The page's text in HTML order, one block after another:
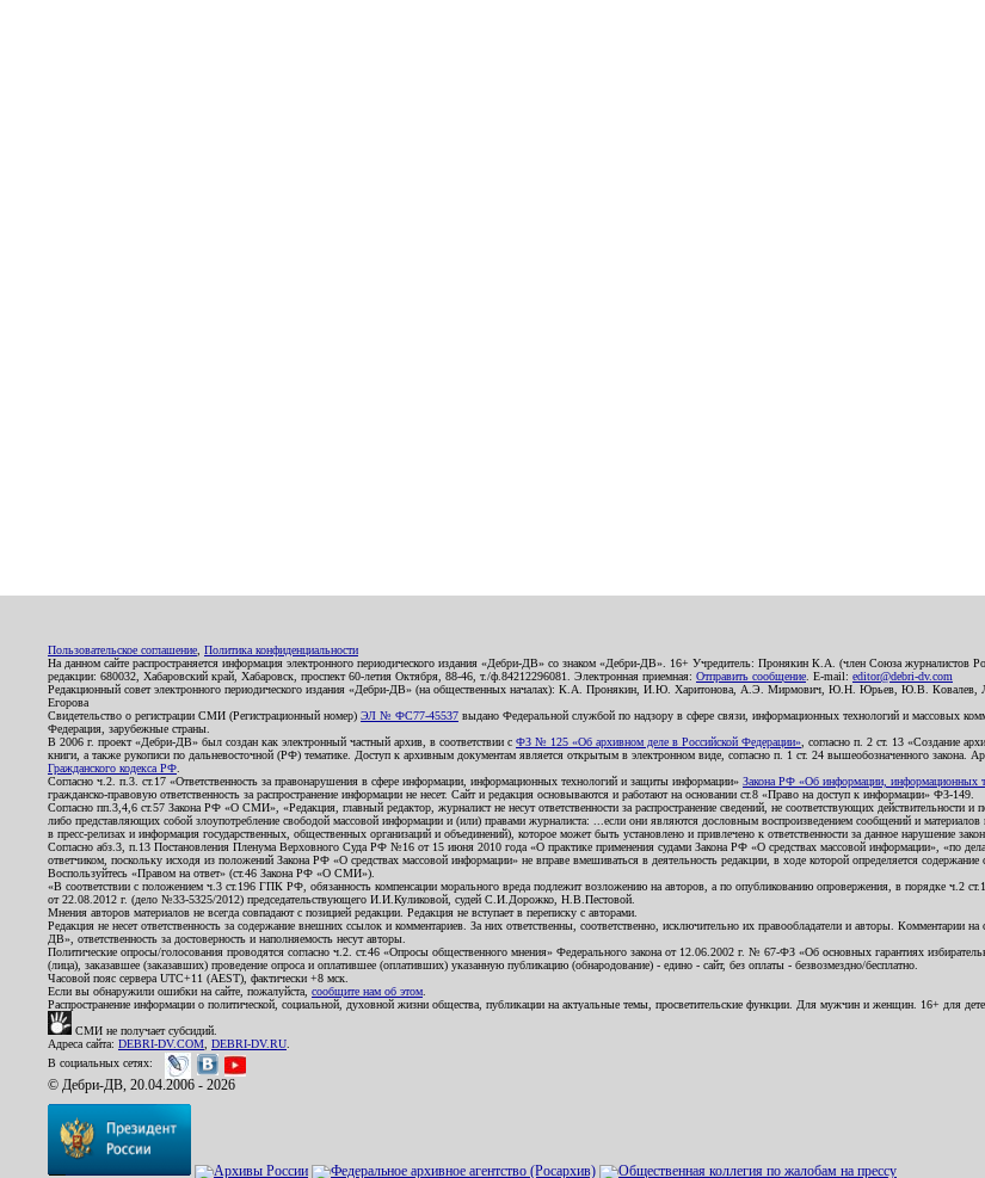
Пользовательское соглашение Политика конфиденциальности
На данном сайте распространяется информация электронного периодического издания «Дебри-ДВ» со знаком «Дебри-ДВ». 16+ Учредитель: Пронякин К.А. (член Союза журналистов
редакции: 680032, Хабаровский край, Хабаровск, проспект 60-летия Октября, 88-46, т./ф.84212296081. Электронная приемная: Отправить сообщение . E-mail: editor@debri-dv.com
Редакционный совет электронного периодического издания «Дебри-ДВ» (на общественных началах): К.А. Пронякин, И.Ю. Харитонова, А.Э. Мирмович, Ю.Н. Юрьев, Ю.В.
Егорова
Свидетельство о регистрации СМИ (Регистрационный номер) ЭЛ № ФС77-45537 выдано Федеральной службой по надзору в сфере связи, информационных технологий и массовых
Федерация, зарубежные страны.
В 2006 г. проект «Дебри-ДВ» был создан как электронный частный архив, в соответствии с ФЗ № 125 «Об архивном деле в Российской Федерации» , согласно п. 2 ст. 13 «Создание
книги, а также рукописи по дальневосточной (РФ) тематике. Доступ к архивным документам является открытым в электронном виде, согласно п. 1 ст. 24 вышеобозначенного закона.
Гражданского кодекса РФ
Согласно ч.2. п.3. ст.17 «Ответственность за правонарушения в сфере информации, информационных технологий и защиты информации» Закона РФ «Об информации, информационных
гражданско-правовую ответственность за распространение информации не несет. Сайт и редакция основываются и работают на основании ст.8 «Право на доступ к информации» ФЗ-149.
Согласно пп.3,4,6 ст.57 Закона РФ «О СМИ», «Редакция, главный редактор, журналист не несут ответственности за распространение сведений, не соответствующих
либо представляющих собой злоупотребление свободой массовой информации и (или) правами журналиста: ...если они являются дословным воспроизведением сообщений и
в пресс-релизах и информация государственных, общественных организаций и объединений), которое может быть установлено и привлечено к ответственности за данное нарушение
Согласно абз.3, п.13 Постановления Пленума Верховного Суда РФ №16 от 15 июня 2010 года «О практике применения судами Закона РФ «О средствах массовой информации», «по
ответчиком, поскольку исходя из положений Закона РФ «О средствах массовой информации» не вправе вмешиваться в деятельность редакции, в ходе которой определяется содержание
Воспользуйтесь «Правом на ответ» (ст.46 Закона РФ «О СМИ»).
«В соответствии с положением ч.3 ст.196 ГПК РФ, обязанность компенсации морального вреда подлежит возложению на авторов, а по опубликованию опровержения, в порядке ч.2
от 22.08.2012 г. (дело №33-5325/2012) председательствующего И.И.Куликовой, судей С.И.Дорожко, Н.В.Пестовой.
Мнения авторов материалов не всегда совпадают с позицией редакции. Редакция не вступает в переписку с авторами.
Редакция не несет ответственность за содержание внешних ссылок и комментариев. За них ответственны, соответственно, исключительно их правообладатели и авторы.
ДВ», ответственность за достоверность и наполняемость несут авторы.
Политические опросы/голосования проводятся согласно ч.2. ст.46 «Опросы общественного мнения» Федерального закона от 12.06.2002 г. № 67-ФЗ «Об основных гарантиях
(лица), заказавшее (заказавших) проведение опроса и оплатившее (оплативших) указанную публикацию (обнародование) - едино - сайт, без оплаты - безвозмездно/бесплатно.
Часовой пояс сервера UTC+11 (AEST), фактически +8 мск.
Если вы обнаружили ошибки на сайте, пожалуйста, сообщите нам об этом
Распространение информации о политической, социальной, духовной жизни общества, публикации на актуальные темы, просветительские функции. Для мужчин и женщин. 16+ для
СМИ не получает субсидий.
Адреса сайта: DEBRI-DV.COM DEBRI-DV.RU
В социальных сетях:
© Дебри-ДВ, 20.04.2006 - 2026